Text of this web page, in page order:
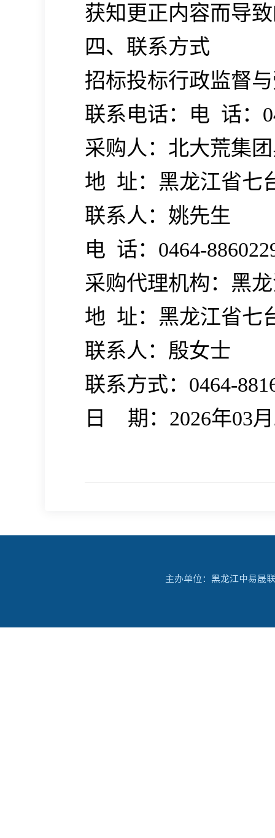
获知更正内容而导
四、联系方式
招标投标行政监督
联系电话：电 话：
采购人：北大荒集
地 址：黑龙江省七
联系人：姚先生
电 话： 0464-
采购代理机构：黑
地 址：黑龙江省七
联系人：殷女士
联系方式： 0464-
日
期：2026年03
主办单位：黑龙江中易晟